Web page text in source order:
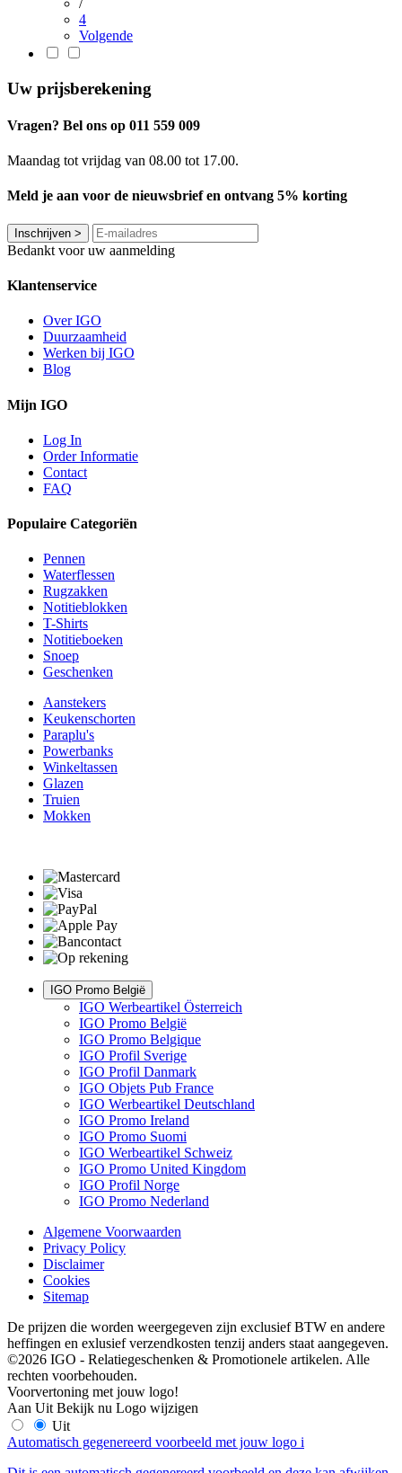
/
4
Volgende
Uw prijsberekening
Vragen? Bel ons op 011 559 009
Maandag tot vrijdag van 08.00 tot 17.00.
Meld je aan voor de nieuwsbrief en ontvang 5% korting
Inschrijven >
Bedankt voor uw aanmelding
Klantenservice
Over IGO
Duurzaamheid
Werken bij IGO
Blog
Mijn IGO
Log In
Order Informatie
Contact
FAQ
Populaire Categoriën
Pennen
Waterflessen
Rugzakken
Notitieblokken
T-Shirts
Notitieboeken
Snoep
Geschenken
Aanstekers
Keukenschorten
Paraplu's
Powerbanks
Winkeltassen
Glazen
Truien
Mokken
IGO Promo België
IGO Werbeartikel Österreich
IGO Promo België
IGO Promo Belgique
IGO Profil Sverige
IGO Profil Danmark
IGO Objets Pub France
IGO Werbeartikel Deutschland
IGO Promo Ireland
IGO Promo Suomi
IGO Werbeartikel Schweiz
IGO Promo United Kingdom
IGO Profil Norge
IGO Promo Nederland
Algemene Voorwaarden
Privacy Policy
Disclaimer
Cookies
Sitemap
De prijzen die worden weergegeven zijn exclusief BTW en andere
heffingen en exlusief verzendkosten tenzij anders staat aangegeven.
©2026 IGO - Relatiegeschenken & Promotionele artikelen. Alle
rechten voorbehouden.
Voorvertoning met jouw logo!
Aan Uit Bekijk nu Logo wijzigen
Uit
Automatisch gegenereerd voorbeeld met jouw logo i